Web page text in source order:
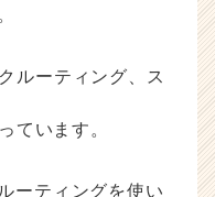
ルーティング、ス
ています。
ーティングを使い